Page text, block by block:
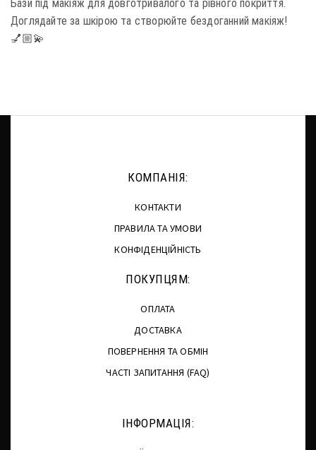
Бази під макіяж для довготривалого та рівного покриття.
Доглядайте за шкірою та створюйте бездоганний макіяж!
💅🏼💫
КОМПАНІЯ:
КОНТАКТИ
ПРАВИЛА ТА УМОВИ
КОНФІДЕНЦІЙНІСТЬ
ПОКУПЦЯМ:
ОПЛАТА
ДОСТАВКА
ПОВЕРНЕННЯ ТА ОБМІН
ЧАСТІ ЗАПИТАННЯ (FAQ)
ІНФОРМАЦІЯ: